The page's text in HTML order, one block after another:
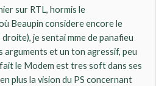
sur RTL, hormis le
Beaupin considere encore le
je sentai mme de panafieu
arguments et un ton agressif, peu
le Modem est tres soft dans ses
plus la vision du PS concernant